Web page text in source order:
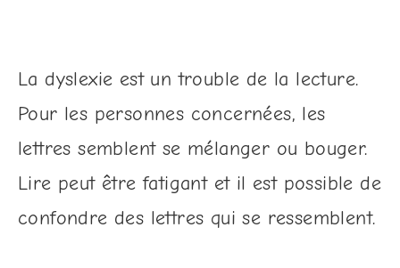
La dyslexie est un trouble de la lecture.
Pour les personnes concernées, les
lettres semblent se mélanger ou bouger.
Lire peut être fatigant et il est possible de
confondre des lettres qui se ressemblent.